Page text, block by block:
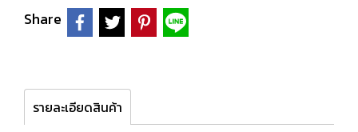
Share
รายละเอียดสินค้า